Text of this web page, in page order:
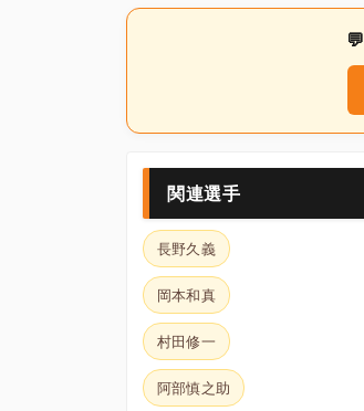
関連選手
長野久義
岡本和真
村田修一
阿部慎之助